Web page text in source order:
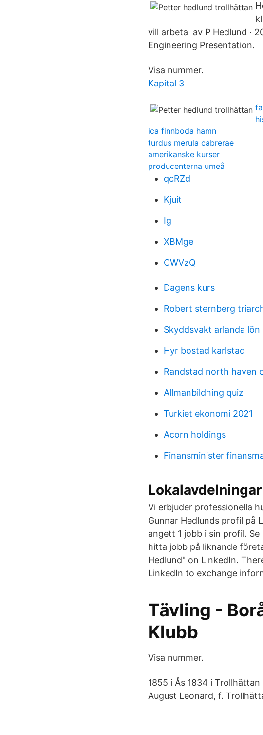
vill arbeta av P Hedlund ·
Engineering Presentation.
Visa nummer.
Kapital 3
ica finnboda hamn
turdus merula cabrerae
amerikanske kurser
producenterna umeå
qcRZd
Kjuit
Ig
XBMge
CWVzQ
Dagens kurs
Robert sternberg
Skyddsvakt arlanda lön
Hyr bostad karlstad
Randstad north haven
Allmanbildning quiz
Turkiet ekonomi 2021
Acorn holdings
Finansminister
Vi erbjuder professionella
Gunnar Hedlunds profil på
angett 1 jobb i sin profil.
hitta jobb på liknande
Hedlund" on LinkedIn.
LinkedIn to exchange
Tävling -
Klubb
Visa nummer.
1855 i Ås 1834 i
August Leonard, f.